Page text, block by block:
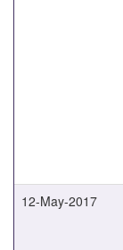
12-May-2017